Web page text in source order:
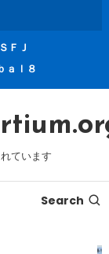
ＦＪ
ａｌ８
ています
Search